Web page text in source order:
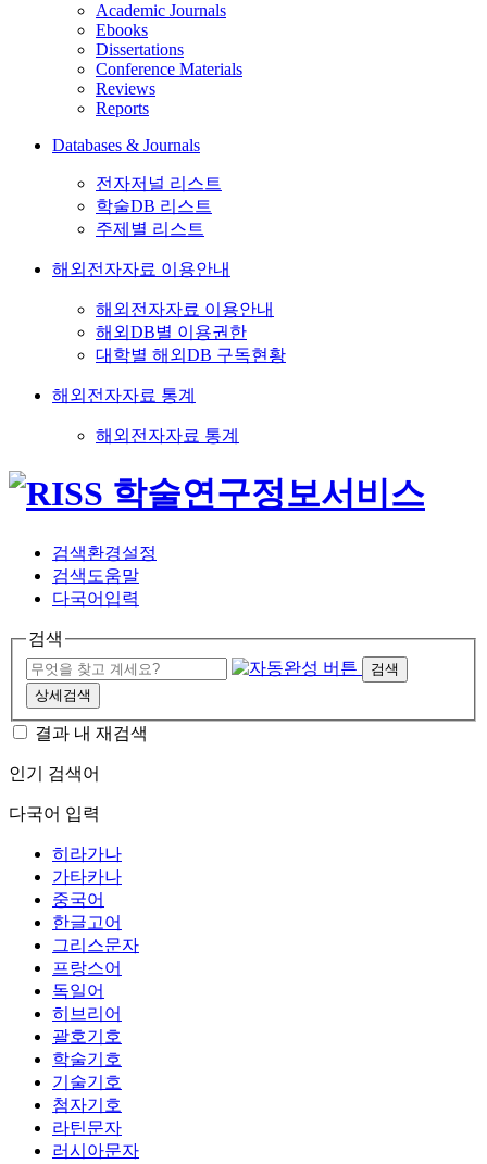
Academic Journals
Ebooks
Dissertations
Conference Materials
Reviews
Reports
Databases & Journals
전자저널 리스트
학술DB 리스트
주제별 리스트
해외전자자료 이용안내
해외전자자료 이용안내
해외DB별 이용권한
대학별 해외DB 구독현황
해외전자자료 통계
해외전자자료 통계
검색환경설정
검색도움말
다국어입력
검색
검색
상세검색
결과 내 재검색
인기 검색어
다국어 입력
히라가나
가타카나
중국어
한글고어
그리스문자
프랑스어
독일어
히브리어
괄호기호
학술기호
기술기호
첨자기호
라틴문자
러시아문자